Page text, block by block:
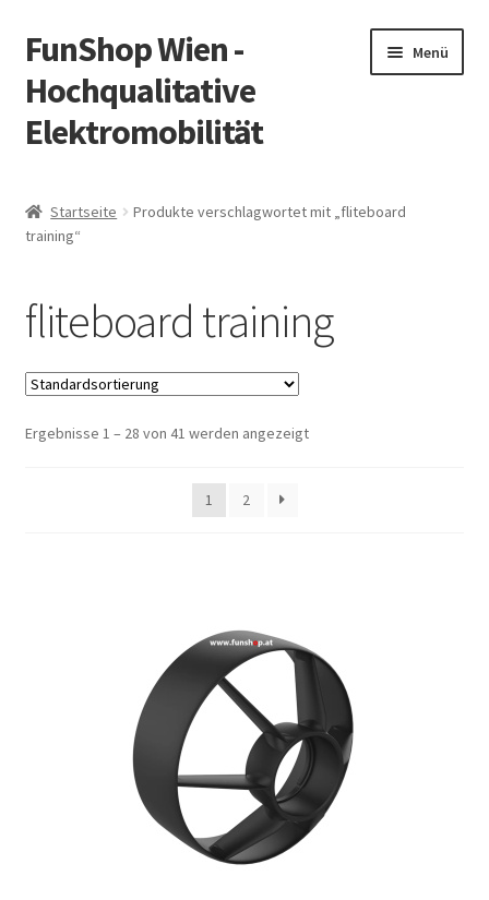
Zur
Navigation
springen
Zum
Inhalt
springen
FunShop Wien -
Hochqualitative
Elektromobilität
Menü
Informationen zur Rechtslage in Österreich
Startseite
Produkte verschlagwortet mit „fliteboard
training“
fliteboard training
Ergebnisse 1 – 28 von 41 werden angezeigt
1 2